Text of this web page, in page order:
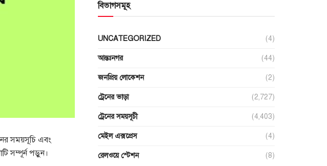
সময়সূচি এবং
সম্পূর্ন পড়ুন।
বিভাগসমূহ
UNCATEGORIZED (4)
আন্তঃনগর (44)
জনপ্রিয় লোকেশন (2)
ট্রেনের ভাড়া (2,727)
ট্রেনের সময়সূচী (4,403)
মেইল এক্সপ্রেস (4)
রেলওয়ে স্টেশন (8)